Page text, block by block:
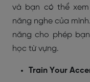
và bạn có thể
năng nghe của
năng cho phép
học từ vựng.
Train Your